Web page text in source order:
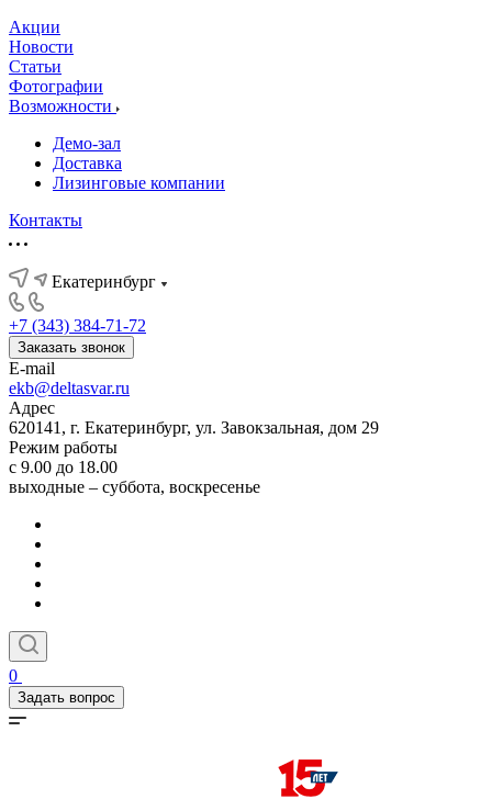
Акции
Новости
Статьи
Фотографии
Возможности
Демо-зал
Доставка
Лизинговые компании
Контакты
Екатеринбург
+7 (343) 384-71-72
Заказать звонок
E-mail
ekb@deltasvar.ru
Адрес
620141, г. Екатеринбург, ул. Завокзальная, дом 29
Режим работы
с 9.00 до 18.00
выходные – суббота, воскресенье
0
Задать вопрос